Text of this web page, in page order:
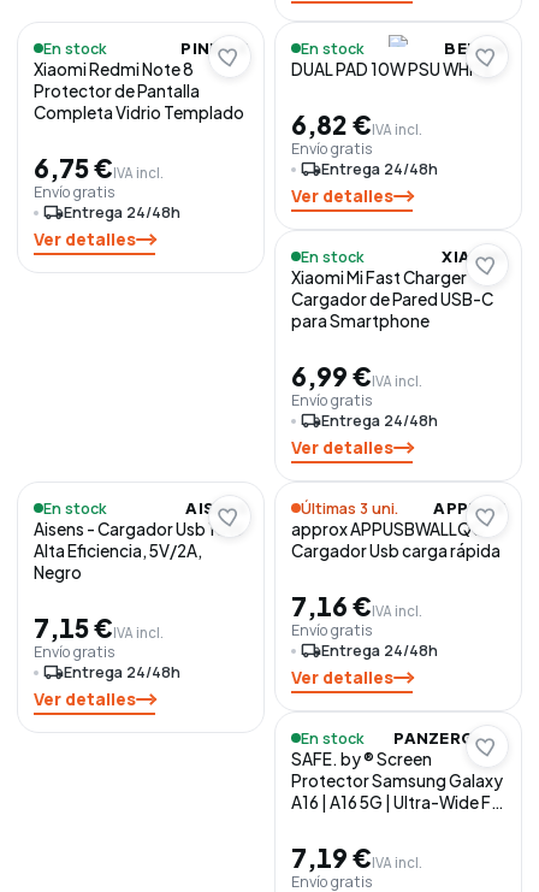
En stock PINBOX
Xiaomi Redmi Note 8
Protector de Pantalla
Completa Vidrio Templado
6,75 €IVA incl.
Envío gratis
local_shippingEntrega 24/48h
Ver detalles
En stock BELKIN
DUAL PAD 10W PSU WHITE
6,82 €IVA incl.
Envío gratis
local_shippingEntrega 24/48h
Ver detalles
En stock XIAOMI
Xiaomi Mi Fast Charger
Cargador de Pared USB-C
para Smartphone
6,99 €IVA incl.
Envío gratis
local_shippingEntrega 24/48h
Ver detalles
En stock AISENS
Aisens - Cargador Usb 10W
Alta Eficiencia, 5V/2A,
Negro
7,15 €IVA incl.
Envío gratis
local_shippingEntrega 24/48h
Ver detalles
Últimas 3 uni. APPROX
approx APPUSBWALLQC
Cargador Usb carga rápida
7,16 €IVA incl.
Envío gratis
local_shippingEntrega 24/48h
Ver detalles
En stock PANZERGLASS
SAFE. by ® Screen
Protector Samsung Galaxy
A16 | A16 5G | Ultra-Wide Fit
pieza(s)
7,19 €IVA incl.
Envío gratis